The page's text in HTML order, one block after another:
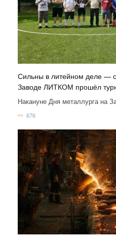
Сильны в литейном деле —
Заводе ЛИТКОМ прошёл
Накануне Дня металлурга на
676